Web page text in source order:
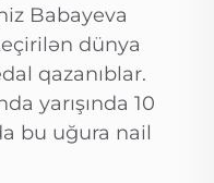
Babayeva
dünya
qazanıblar.
yarışında 10
bu uğura nail